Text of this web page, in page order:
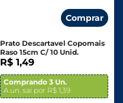
Comprar
Prato Descartavel Copomais
Raso 15cm C/ 10 Unid.
R$ 1,49
Comprando 3 Un.
A un. sai por R$ 1,39